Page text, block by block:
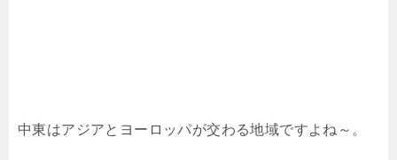
中東はアジアとヨーロッパが交わる地域ですよね～。